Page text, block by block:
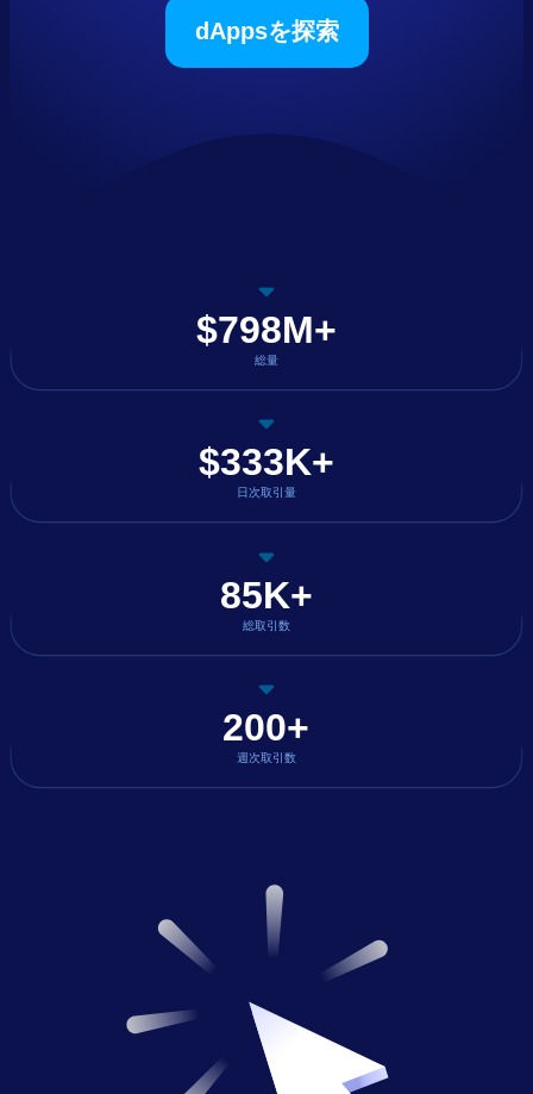
dAppsを探索
$798M+
総量
$333K+
日次取引量
85K+
総取引数
200+
週次取引数